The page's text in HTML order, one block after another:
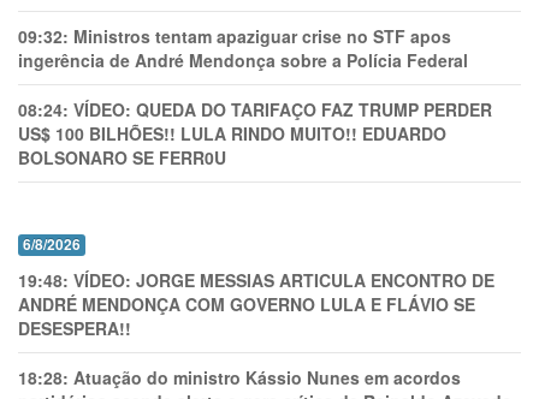
09:32: Ministros tentam apaziguar crise no STF apos
ingerência de André Mendonça sobre a Polícia Federal
08:24: VÍDEO: QUEDA DO TARIFAÇO FAZ TRUMP PERDER
US$ 100 BILHÕES!! LULA RINDO MUITO!! EDUARDO
BOLSONARO SE FERR0U
6/8/2026
19:48: VÍDEO: JORGE MESSIAS ARTICULA ENCONTRO DE
ANDRÉ MENDONÇA COM GOVERNO LULA E FLÁVIO SE
DESESPERA!!
18:28: Atuação do ministro Kássio Nunes em acordos